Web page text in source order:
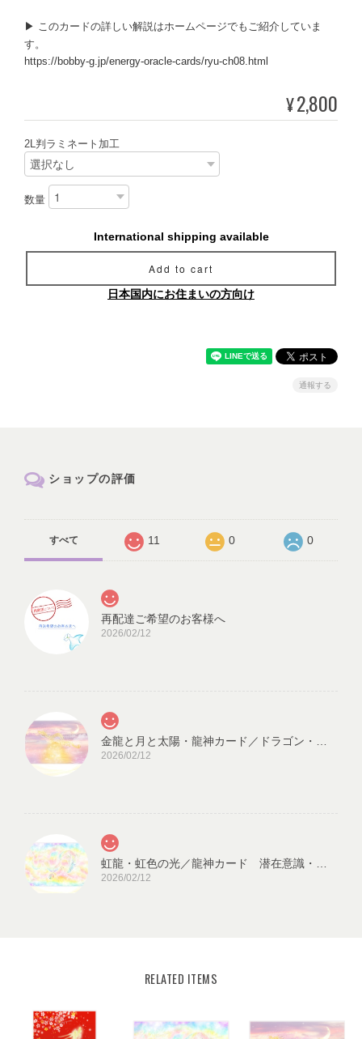
▶ このカードの詳しい解説はホームページでもご紹介していま
す。
https://bobby-g.jp/energy-oracle-cards/ryu-ch08.html
¥2,800
2L判ラミネート加工
数量
International shipping available
Add to cart
日本国内にお住まいの方向け
通報する
ショップの評価
すべて 11 0 0
再配達ご希望のお客様へ
2026/02/12
2026/02/12
2026/02/12
RELATED ITEMS